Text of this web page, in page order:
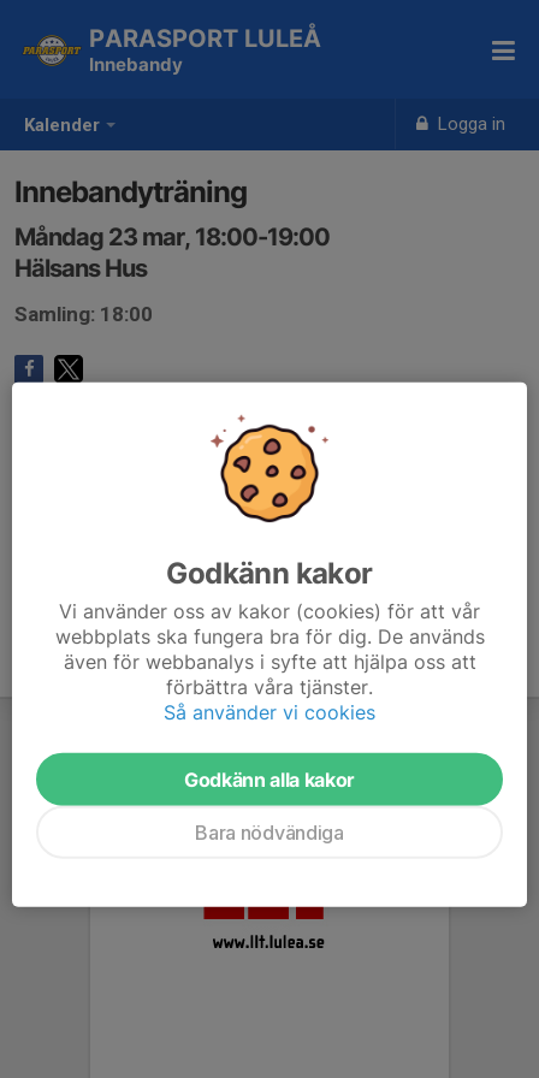
Kalender Logga in
PARASPORT LULEÅ
Innebandy
Innebandyträning
Måndag 23 mar, 18:00-19:00
Hälsans Hus
Samling: 18:00
Godkänn kakor
Vi använder oss av kakor (cookies) för att vår
webbplats ska fungera bra för dig. De används
även för webbanalys i syfte att hjälpa oss att
förbättra våra tjänster.
Så använder vi cookies
Godkänn alla kakor
Bara nödvändiga